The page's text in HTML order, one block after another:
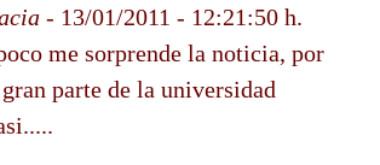
- 13/01/2011 - 12:21:50 h.
me sorprende la noticia, por
parte de la universidad